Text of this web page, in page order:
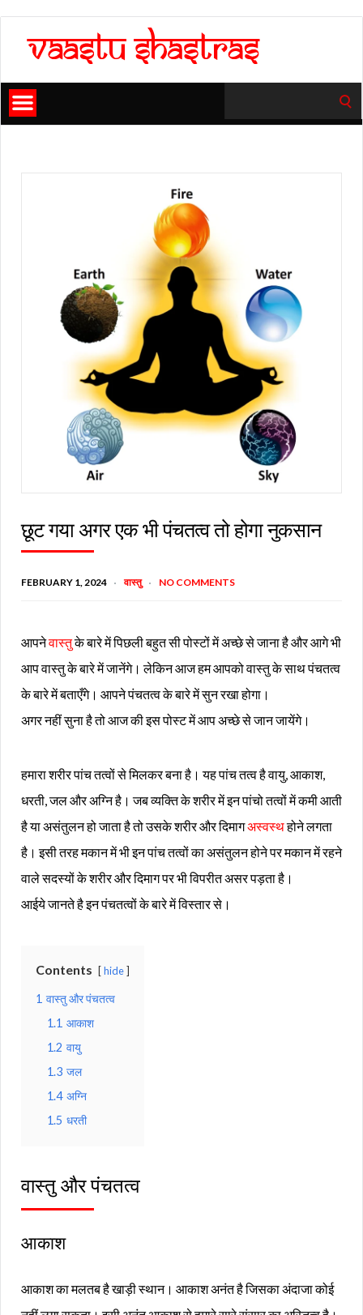
for:
छूट गया अगर एक भी पंचतत्व तो होगा नुकसान
FEBRUARY 1, 2024 वास्तु NO COMMENTS
आपनेवास्तुके बारे में पिछली बहुत सी पोस्टों में अच्छे से जाना है और आगे भी
आप वास्तु के बारे में जानेंगे। लेकिन आज हम आपको वास्तु के साथ पंचतत्व
के बारे में बताएँगे। आपने पंचतत्व के बारे में सुन रखा होगा।
अगर नहीं सुना है तो आज की इस पोस्ट में आप अच्छे से जान जायेंगे।
हमारा शरीर पांच तत्वों से मिलकर बना है। यह पांच तत्व है वायु, आकाश,
धरती, जल और अग्नि है। जब व्यक्ति के शरीर में इन पांचो तत्वों में कमी आती
है या असंतुलन हो जाता है तो उसके शरीर और दिमागअस्वस्थहोने लगता
है। इसी तरह मकान में भी इन पांच तत्वों का असंतुलन होने पर मकान में रहने
वाले सदस्यों के शरीर और दिमाग पर भी विपरीत असर पड़ता है।
आईये जानते है इन पंचतत्वों के बारे में विस्तार से।
Contents hide
1 वास्तु और पंचतत्व
1.1 आकाश
1.2 वायु
1.3 जल
1.4 अग्नि
1.5 धरती
वास्तु और पंचतत्व
आकाश
आकाश का मलतब है खाड़ी स्थान। आकाश अनंत है जिसका अंदाजा कोई